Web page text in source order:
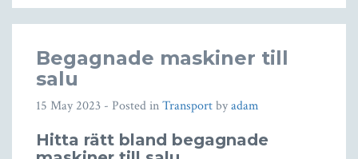
Begagnade maskiner till
salu
15 May 2023 - Posted inTransportbyadam
Hitta rätt bland begagnade